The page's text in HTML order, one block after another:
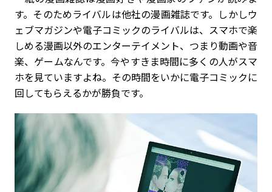
す。そのためライバルは他社の漫画雑誌です。しかしウ
ェブマガジンや電子コミックのライバルは、スマホで楽
しめる漫画以外のエンターテイメント、つまり動画や音
楽、ゲームなんです。今やすきま時間に多くの人がスマ
ホを見ていますよね。その時間をいかに電子コミックに
回してもらえるかが勝負です。